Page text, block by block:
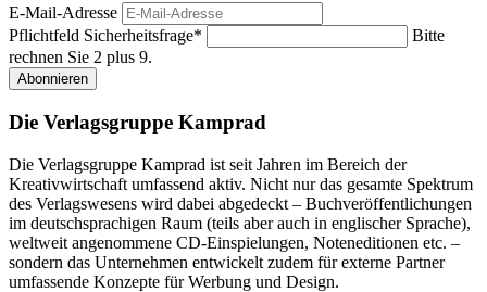
E-Mail-Adresse
Pflichtfeld Sicherheitsfrage*
Bitte
rechnen Sie 2 plus 9.
Abonnieren
Die Verlagsgruppe Kamprad
Die Verlagsgruppe Kamprad ist seit Jahren im Bereich der
Kreativwirtschaft umfassend aktiv. Nicht nur das gesamte Spektrum
des Verlagswesens wird dabei abgedeckt – Buchveröffentlichungen
im deutschsprachigen Raum (teils aber auch in englischer Sprache),
weltweit angenommene CD-Einspielungen, Noteneditionen etc. –
sondern das Unternehmen entwickelt zudem für externe Partner
umfassende Konzepte für Werbung und Design.